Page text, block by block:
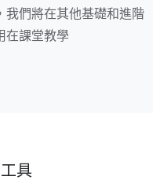
我們將在其他基礎和進階
在課堂教學
具